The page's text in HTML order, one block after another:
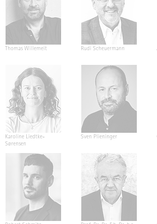
Thomas Willemeit Rudi Scheuermann
Karoline Liedtke-
Sørensen
Sven Plieninger